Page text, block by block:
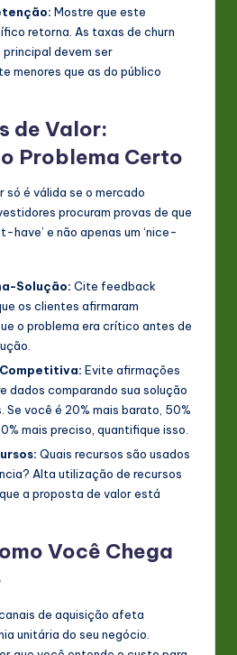
Mostre que este
retorna. As taxas de churn
devem ser
menores que as do público
de Valor:
Problema Certo
só é válida se o mercado
procuram provas de que
have’ e não apenas um ‘nice-
Solução: Cite feedback
os clientes afirmaram
o problema era crítico antes de
Evite afirmações
dados comparando sua solução
Se você é 20% mais barato, 50%
mais preciso, quantifique isso.
Quais recursos são usados
Alta utilização de recursos
a proposta de valor está
Você Chega
de aquisição afeta
unitária do seu negócio.